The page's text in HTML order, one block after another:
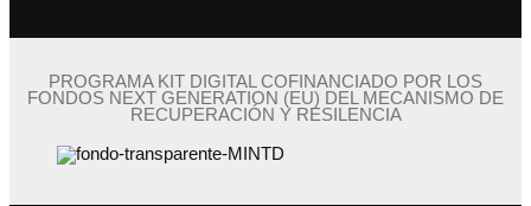
PROGRAMA KIT DIGITAL COFINANCIADO POR LOS
FONDOS NEXT GENERATION (EU) DEL MECANISMO DE
RECUPERACIÓN Y RESILENCIA